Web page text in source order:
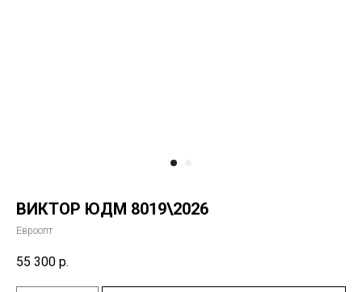
ВИКТОР ЮДМ 8019\2026
Евроопт
55 300 р.